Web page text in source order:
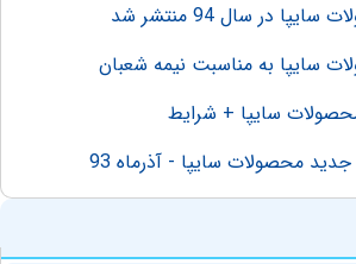
در سال 94 منتشر شد
سایپا به مناسبت نیمه شعبان
سایپا + شرایط
محصولات سایپا - آذرماه 93